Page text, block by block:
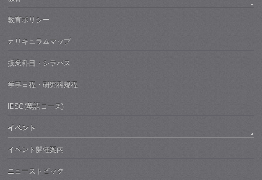
教育ポリシー
カリキュラムマップ
授業科目・シラバス
学事日程・研究科規程
IESC(英語コース)
イベント
イベント開催案内
ニューストピック